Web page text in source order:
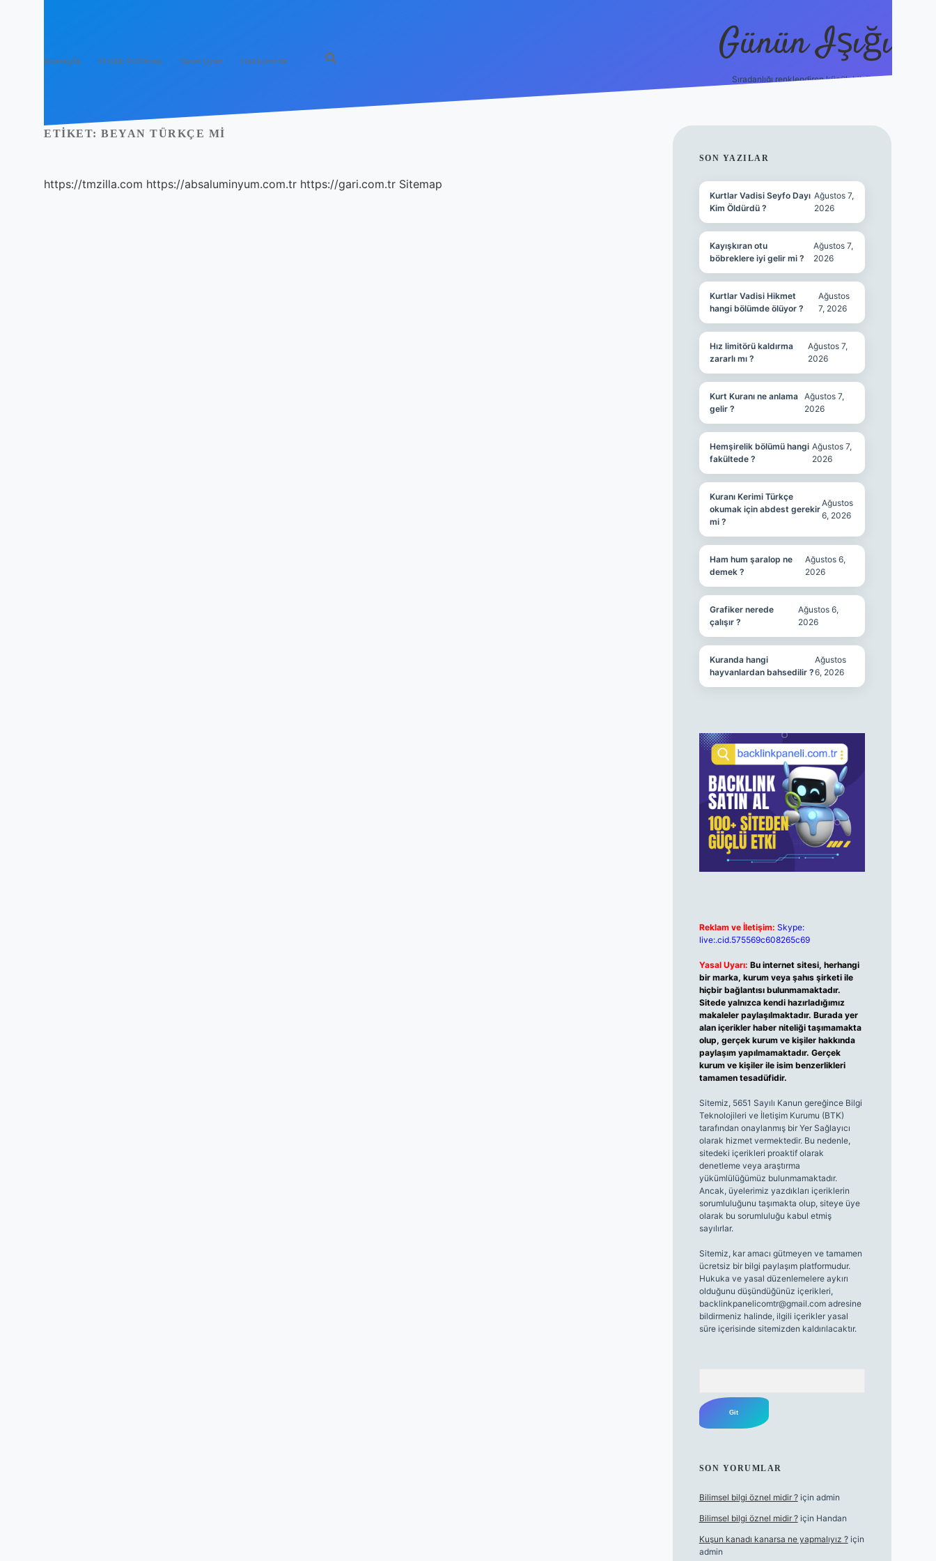
Anasayfa Gizlilik Politikası Yasal Uyarı Hakkımızda Günün Işığı
Sıradanlığı renklendiren küçük bilgiler.
ETIKET: BEYAN TÜRKÇE MI
https://tmzilla.com https://absaluminyum.com.tr https://gari.com.tr Sitemap
SIDEBAR
SON YAZILAR
Kurtlar Vadisi Seyfo Dayı
Kim Öldürdü ?
Ağustos 7,
2026
Kayışkıran otu
böbreklere iyi gelir mi ?
Ağustos 7,
2026
Kurtlar Vadisi Hikmet
hangi bölümde ölüyor ?
Ağustos
7, 2026
Hız limitörü kaldırma
zararlı mı ?
Ağustos 7,
2026
Kurt Kuranı ne anlama
gelir ?
Ağustos 7,
2026
Hemşirelik bölümü hangi
fakültede ?
Ağustos 7,
2026
Kuranı Kerimi Türkçe
okumak için abdest gerekir
mi ?
Ağustos
6, 2026
Ham hum şaralop ne
demek ?
Ağustos 6,
2026
Grafiker nerede
çalışır ?
Ağustos 6,
2026
Kuranda hangi
hayvanlardan bahsedilir ?
Ağustos
6, 2026
Reklam ve İletişim: Skype:
live:.cid.575569c608265c69
Yasal Uyarı: Bu internet sitesi, herhangi
bir marka, kurum veya şahıs şirketi ile
hiçbir bağlantısı bulunmamaktadır.
Sitede yalnızca kendi hazırladığımız
makaleler paylaşılmaktadır. Burada yer
alan içerikler haber niteliği taşımamakta
olup, gerçek kurum ve kişiler hakkında
paylaşım yapılmamaktadır. Gerçek
kurum ve kişiler ile isim benzerlikleri
tamamen tesadüfidir.
Sitemiz, 5651 Sayılı Kanun gereğince Bilgi
Teknolojileri ve İletişim Kurumu (BTK)
tarafından onaylanmış bir Yer Sağlayıcı
olarak hizmet vermektedir. Bu nedenle,
sitedeki içerikleri proaktif olarak
denetleme veya araştırma
yükümlülüğümüz bulunmamaktadır.
Ancak, üyelerimiz yazdıkları içeriklerin
sorumluluğunu taşımakta olup, siteye üye
olarak bu sorumluluğu kabul etmiş
sayılırlar.
Sitemiz, kar amacı gütmeyen ve tamamen
ücretsiz bir bilgi paylaşım platformudur.
Hukuka ve yasal düzenlemelere aykırı
olduğunu düşündüğünüz içerikleri,
backlinkpanelicomtr@gmail.comadresine
bildirmeniz halinde, ilgili içerikler yasal
süre içerisinde sitemizden kaldırılacaktır.
SON YORUMLAR
Bilimsel bilgi öznel midir ?için admin
Bilimsel bilgi öznel midir ?için Handan
Kuşun kanadı kanarsa ne yapmalıyız ?için
admin
grand opera bet giriş